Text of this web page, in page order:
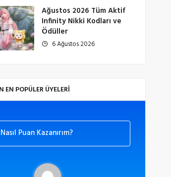
Ağustos 2026 Tüm Aktif
Infinity Nikki Kodları ve
Ödüller
6 Ağustos 2026
EN POPÜLER ÜYELERI
Nasıl Puan Kazanırım?